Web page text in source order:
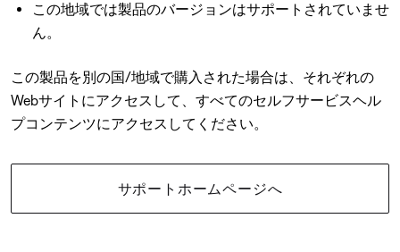
この地域では製品のバージョンはサポートされていませ
ん。
この製品を別の国/地域で購入された場合は、それぞれの
Webサイトにアクセスして、すべてのセルフサービスヘル
プコンテンツにアクセスしてください。
サポートホームページへ